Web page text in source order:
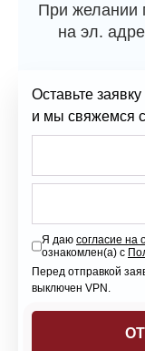
При желании
на эл.
Оставьте заявку
и мы свяжемся
Я даю согласие на
ознакомлен(а) с
Перед отправкой
выключен VPN.